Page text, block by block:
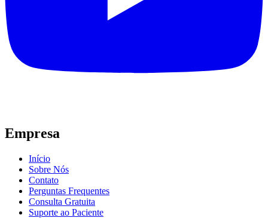
Empresa
Início
Sobre Nós
Contato
Perguntas Frequentes
Consulta Gratuita
Suporte ao Paciente